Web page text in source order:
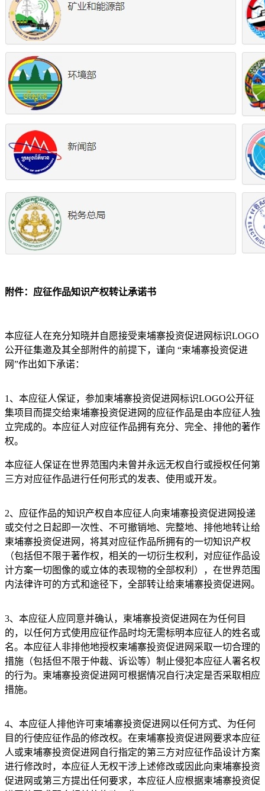
附件： 应征作品知识产权转让承诺书
本应征人在充分知晓并自愿接受柬埔寨投资促进网标识LOGO
公开征集邀及其全部附件的前提下，谨向 “柬埔寨投资促进
网”作出如下承诺：
1、本应征人保证，参加柬埔寨投资促进网标识LOGO公开征
集项目而提交给柬埔寨投资促进网的应征作品是由本应征人独
立完成的。本应征人对应征作品拥有充分、完全、排他的著作
权。
本应征人保证在世界范围内未曾并永远无权自行或授权任何第
三方对应征作品进行任何形式的发表、使用或开发。
2、应征作品的知识产权自本应征人向柬埔寨投资促进网投递
或交付之日起即一次性、不可撤销地、完整地、排他地转让给
柬埔寨投资促进网，将其对应征作品所拥有的一切知识产权
（包括但不限于著作权，相关的一切衍生权利，对应征作品设
计方案一切图像的或立体的表现物的全部权利），在世界范围
内法律许可的方式和途径下，全部转让给柬埔寨投资促进网。
3、本应征人应同意并确认，柬埔寨投资促进网在为任何目
的，以任何方式使用应征作品时均无需标明本应征人的姓名或
名。本应征人非排他地授权柬埔寨投资促进网采取一切合理的
措施（包括但不限于仲裁、诉讼等）制止侵犯本应征人署名权
的行为。柬埔寨投资促进网可根据情况自行决定是否采取相应
措施。
4、本应征人排他许可柬埔寨投资促进网以任何方式、为任何
目的行使应征作品的修改权。在柬埔寨投资促进网要求本应征
人或柬埔寨投资促进网自行指定的第三方对应征作品设计方案
进行修改时，本应征人无权干涉上述修改或因此向柬埔寨投资
促进网或第三方提出任何要求，本应征人应根据柬埔寨投资促